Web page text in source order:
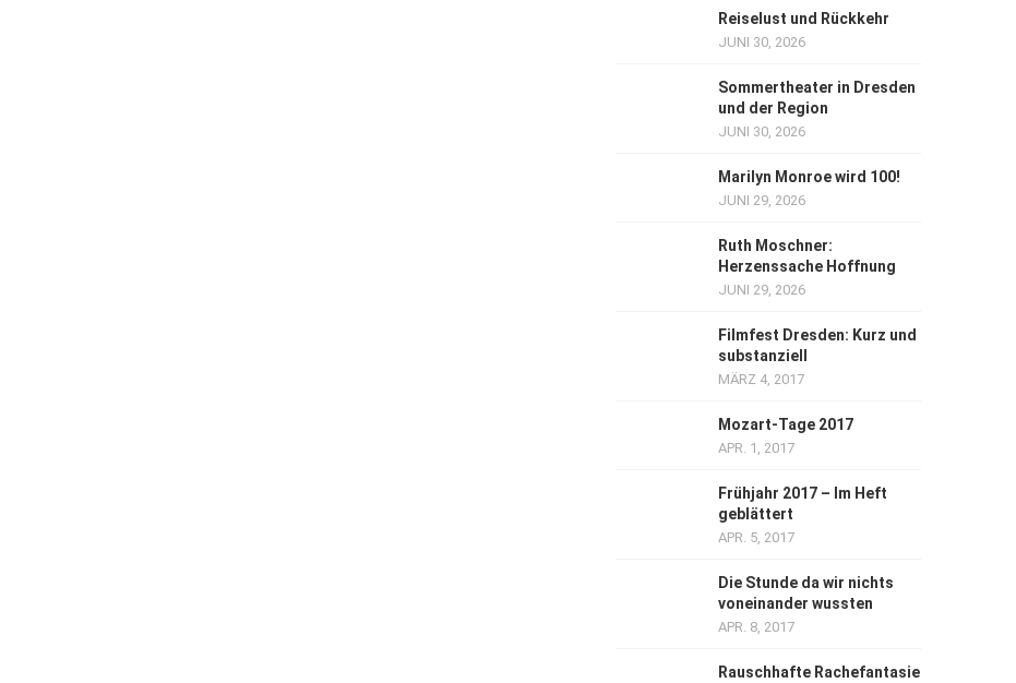
Reiselust und Rückkehr
JUNI 30, 2026
Sommertheater in Dresden
und der Region
JUNI 30, 2026
Marilyn Monroe wird 100!
JUNI 29, 2026
Ruth Moschner:
Herzenssache Hoffnung
JUNI 29, 2026
Filmfest Dresden: Kurz und
substanziell
MÄRZ 4, 2017
Mozart-Tage 2017
APR. 1, 2017
Frühjahr 2017 – Im Heft
geblättert
APR. 5, 2017
Die Stunde da wir nichts
voneinander wussten
APR. 8, 2017
Rauschhafte Rachefantasie